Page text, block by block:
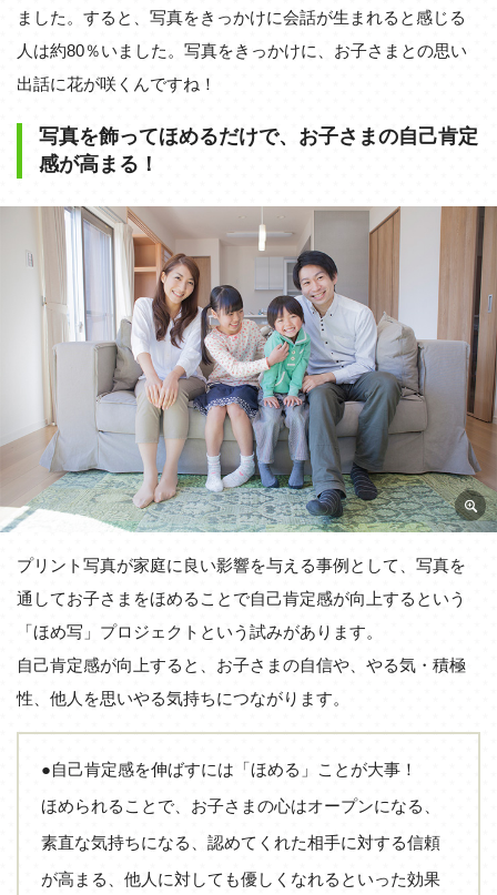
ました。すると、写真をきっかけに会話が生まれると感じる
人は約80％いました。写真をきっかけに、お子さまとの思い
出話に花が咲くんですね！
写真を飾ってほめるだけで、お子さまの自己肯定
感が高まる！
プリント写真が家庭に良い影響を与える事例として、写真を
通してお子さまをほめることで自己肯定感が向上するという
「ほめ写」プロジェクトという試みがあります。
自己肯定感が向上すると、お子さまの自信や、やる気・積極
性、他人を思いやる気持ちにつながります。
●自己肯定感を伸ばすには「ほめる」ことが大事！
ほめられることで、お子さまの心はオープンになる、
素直な気持ちになる、認めてくれた相手に対する信頼
が高まる、他人に対しても優しくなれるといった効果